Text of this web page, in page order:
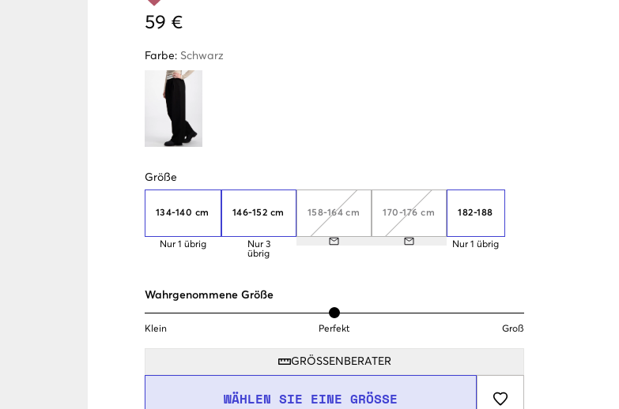
59 €
Farbe: Schwarz
Größe
134-140 cm
Nur 1 übrig
146-152 cm
Nur 3
übrig
158-164 cm 170-176 cm 182-188
Nur 1 übrig
Wahrgenommene Größe
Klein Perfekt Groß
GRÖSSENBERATER
WÄHLEN SIE EINE GRÖSSE